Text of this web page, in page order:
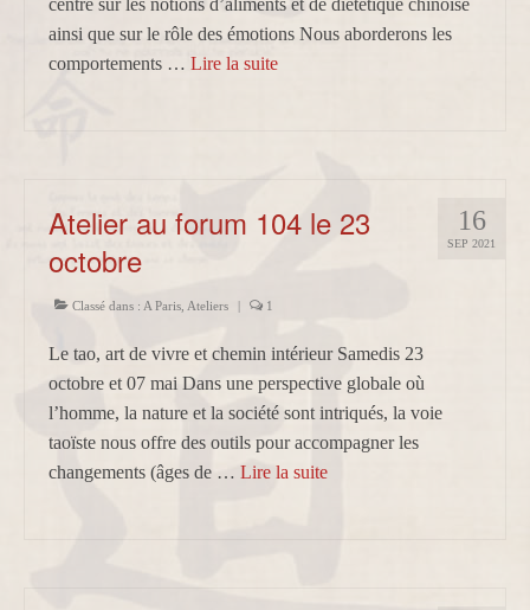
centré sur les notions d’aliments et de diététique chinoise
ainsi que sur le rôle des émotions Nous aborderons les
comportements … Lire la suite­­
16
SEP 2021
Atelier au forum 104 le 23
octobre
Classé dans : A Paris Ateliers | 1
Le tao, art de vivre et chemin intérieur Samedis 23
octobre et 07 mai Dans une perspective globale où
l’homme, la nature et la société sont intriqués, la voie
taoïste nous offre des outils pour accompagner les
changements (âges de … Lire la suite­­